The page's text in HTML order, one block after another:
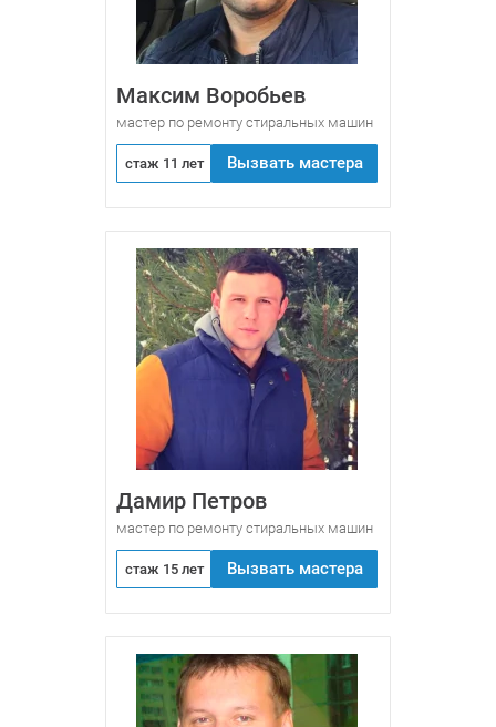
Максим Воробьев
мастер по ремонту стиральных машин
стаж 11 лет Вызвать мастера
Дамир Петров
мастер по ремонту стиральных машин
стаж 15 лет Вызвать мастера